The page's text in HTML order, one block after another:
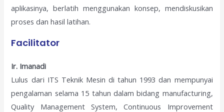
aplikasinya, berlatih menggunakan konsep, mendiskusikan
proses dan hasil latihan.
Facilitator
Ir. Imanadi
Lulus dari ITS Teknik Mesin di tahun 1993 dan mempunyai
pengalaman selama 15 tahun dalam bidang manufacturing,
Quality Management System, Continuous Improvement